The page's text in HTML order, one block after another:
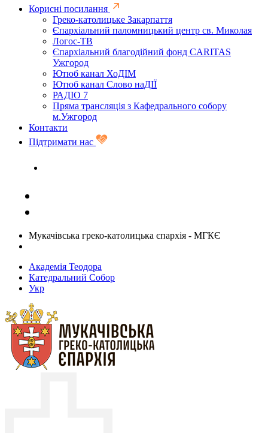
Корисні посилання
Греко-католицьке Закарпаття
Єпархіальний паломницький центр св. Миколая
Логос-ТВ
Єпархіальний благодійний фонд CARITAS
Ужгород
Ютюб канал ХоДІМ
Ютюб канал Слово наДІЇ
РАДІО 7
Пряма трансляція з Кафедрального собору
м.Ужгород
Контакти
Підтримати нас
Мукачівська греко-католицька єпархія - МГКЄ
Академія Теодора
Катедральний Собор
Укр